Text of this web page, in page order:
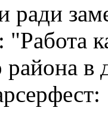
ради
"Работа
района в